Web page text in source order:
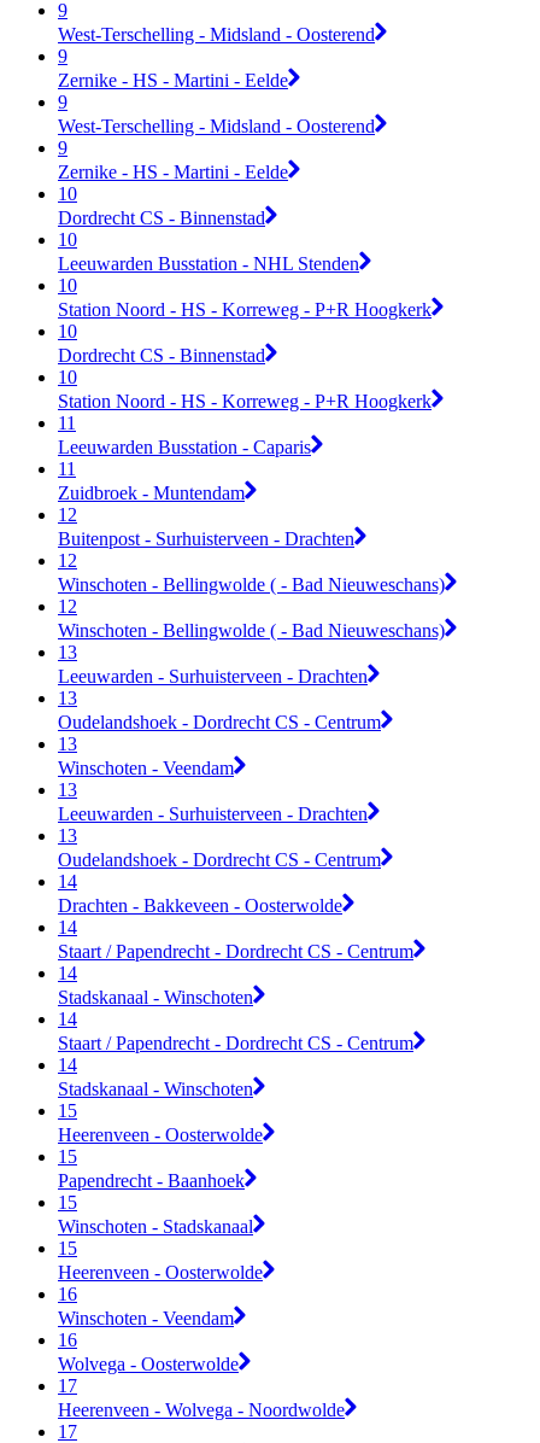
9
West-Terschelling - Midsland - Oosterend
9
Zernike - HS - Martini - Eelde
9
West-Terschelling - Midsland - Oosterend
9
Zernike - HS - Martini - Eelde
10
Dordrecht CS - Binnenstad
10
Leeuwarden Busstation - NHL Stenden
10
Station Noord - HS - Korreweg - P+R Hoogkerk
10
Dordrecht CS - Binnenstad
10
Station Noord - HS - Korreweg - P+R Hoogkerk
11
Leeuwarden Busstation - Caparis
11
Zuidbroek - Muntendam
12
Buitenpost - Surhuisterveen - Drachten
12
Winschoten - Bellingwolde ( - Bad Nieuweschans)
12
Winschoten - Bellingwolde ( - Bad Nieuweschans)
13
Leeuwarden - Surhuisterveen - Drachten
13
Oudelandshoek - Dordrecht CS - Centrum
13
Winschoten - Veendam
13
Leeuwarden - Surhuisterveen - Drachten
13
Oudelandshoek - Dordrecht CS - Centrum
14
Drachten - Bakkeveen - Oosterwolde
14
Staart / Papendrecht - Dordrecht CS - Centrum
14
Stadskanaal - Winschoten
14
Staart / Papendrecht - Dordrecht CS - Centrum
14
Stadskanaal - Winschoten
15
Heerenveen - Oosterwolde
15
Papendrecht - Baanhoek
15
Winschoten - Stadskanaal
15
Heerenveen - Oosterwolde
16
Winschoten - Veendam
16
Wolvega - Oosterwolde
17
Heerenveen - Wolvega - Noordwolde
17